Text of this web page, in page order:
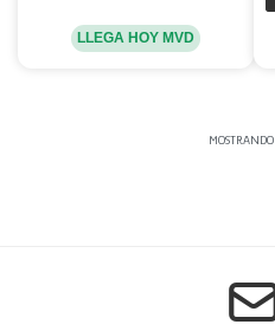
LLEGA HOY MVD
MOSTRANDO